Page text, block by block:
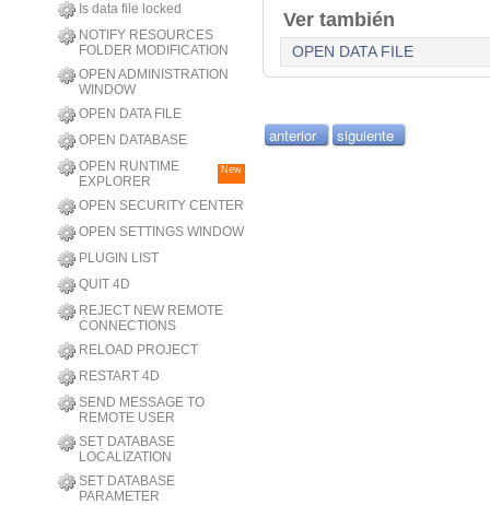
Is data file locked
NOTIFY RESOURCES
FOLDER MODIFICATION
OPEN ADMINISTRATION
WINDOW
OPEN DATA FILE
OPEN DATABASE
OPEN RUNTIME
EXPLORER
New
OPEN SECURITY CENTER
OPEN SETTINGS WINDOW
PLUGIN LIST
QUIT 4D
REJECT NEW REMOTE
CONNECTIONS
RELOAD PROJECT
RESTART 4D
SEND MESSAGE TO
REMOTE USER
SET DATABASE
LOCALIZATION
SET DATABASE
PARAMETER
Ver también
OPEN DATA FILE
anterior siguiente